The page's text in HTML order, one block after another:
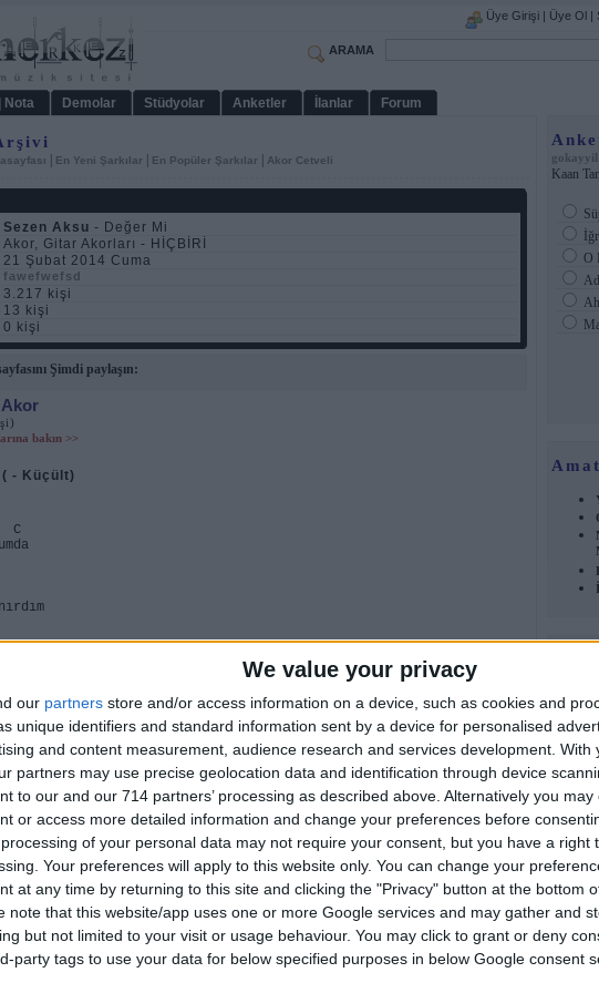
We value your privacy
our partners store and/or access information on a device, such as cookies and
unique identifiers and standard information sent by a device for personalised
and content measurement, audience research and services development. With
partners may use precise geolocation data and identification through device
to our and our 714 partners’ processing as described above. Alternatively you
or access more detailed information and change your preferences before
of your personal data may not require your consent, but you have a right
Your preferences will apply to this website only. You can change your
at any time by returning to this site and clicking the "Privacy" button at the bottom
note that this website/app uses one or more Google services and may gather and
but not limited to your visit or usage behaviour. You may click to grant or deny
party tags to use your data for below specified purposes in below Google consent
Üye Girişi | Üye Ol |
ARAMA
Nota Demolar Stüdyolar Anketler İlanlar Forum
En Yeni Şarkılar En Popüler Şarkılar Akor Cetveli
Sezen Aksu - Değer Mi
Akor, Gitar Akorları - HİÇBİRİ
21 Şubat 2014 Cuma
fawefwefsd
3.217 kişi
13 kişi
0 kişi
Şimdi paylaşın:
bakın >>
( - Küçült)
söyle
böyle
her şeye
gokayyil
Kaan
O